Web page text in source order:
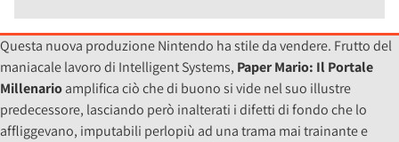
Questa nuova produzione Nintendo ha stile da vendere. Frutto del
maniacale lavoro di Intelligent Systems, Paper Mario: Il Portale
Millenarioamplifica ciò che di buono si vide nel suo illustre
predecessore, lasciando però inalterati i difetti di fondo che lo
affliggevano, imputabili perlopiù ad una trama mai trainante e